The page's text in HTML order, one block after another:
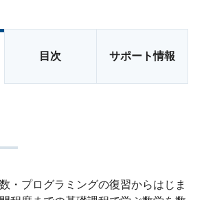
目次 サポート情報
・プログラミングの復習からはじま